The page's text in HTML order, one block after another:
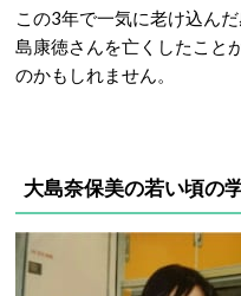
この3年で一気に老け込ん
島康徳さんを亡くしたこと
のかもしれません。
大島奈保美の若い頃の